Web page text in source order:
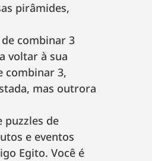
pirâmides,
combinar 3
voltar à sua
combinar 3,
mas outrora
puzzles de
e eventos
Egito. Você é